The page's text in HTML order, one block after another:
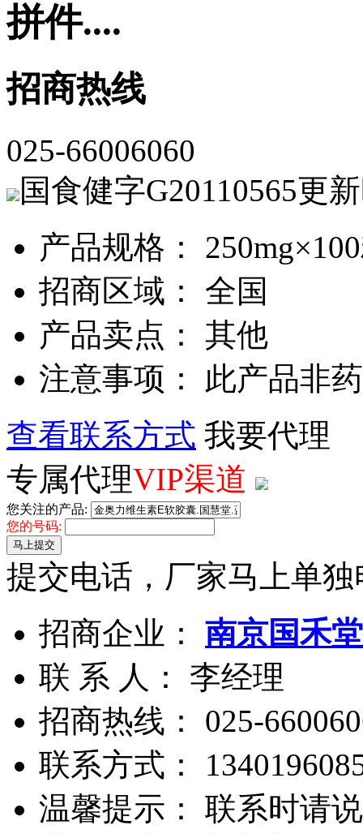
拼件....
招商热线
025-66006060
国食健字G20110565更
产品规格：
招商区域： 全国
产品卖点： 其他
注意事项： 此产品非
查看联系方式 我要代理
专属代理VIP渠道
您关注的产品:
您的号码:
马上提交
提交电话，厂家马上单
招商企业： 南京国禾
联 系 人： 李经理
招商热线： 025-
联系方式：
温馨提示： 联系时请